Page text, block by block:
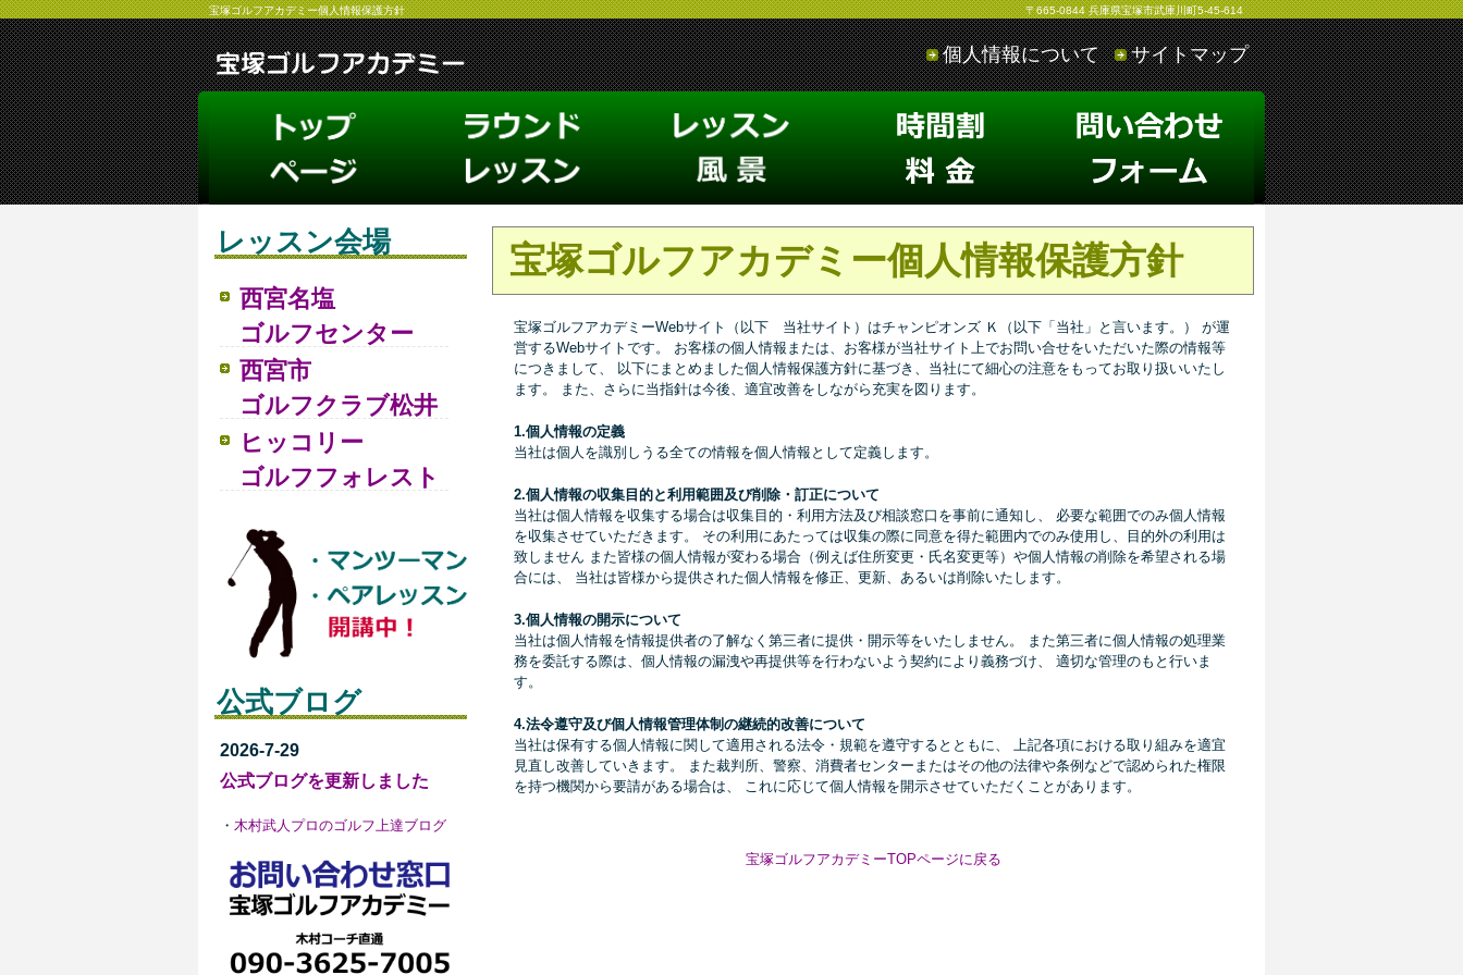
宝塚ゴルフアカデミー個人情報保護方針 〒665-0844 兵庫県宝塚市武庫川町5-45-614
個人情報について サイトマップ
宝塚ゴルフアカデミー個人情報保護方針
宝塚ゴルフアカデミーWebサイト（以下 当社サイト）はチャンピオンズ Ｋ（以下「当社」と言います。） が運
営するWebサイトです。 お客様の個人情報または、お客様が当社サイト上でお問い合せをいただいた際の情報等
につきまして、 以下にまとめました個人情報保護方針に基づき、当社にて細心の注意をもってお取り扱いいたし
ます。 また、さらに当指針は今後、適宜改善をしながら充実を図ります。
1.個人情報の定義
当社は個人を識別しうる全ての情報を個人情報として定義します。
2.個人情報の収集目的と利用範囲及び削除・訂正について
当社は個人情報を収集する場合は収集目的・利用方法及び相談窓口を事前に通知し、 必要な範囲でのみ個人情報
を収集させていただきます。 その利用にあたっては収集の際に同意を得た範囲内でのみ使用し、目的外の利用は
致しません また皆様の個人情報が変わる場合（例えば住所変更・氏名変更等）や個人情報の削除を希望される場
合には、 当社は皆様から提供された個人情報を修正、更新、あるいは削除いたします。
3.個人情報の開示について
当社は個人情報を情報提供者の了解なく第三者に提供・開示等をいたしません。 また第三者に個人情報の処理業
務を委託する際は、個人情報の漏洩や再提供等を行わないよう契約により義務づけ、 適切な管理のもと行いま
す。
4.法令遵守及び個人情報管理体制の継続的改善について
当社は保有する個人情報に関して適用される法令・規範を遵守するとともに、 上記各項における取り組みを適宜
見直し改善していきます。 また裁判所、警察、消費者センターまたはその他の法律や条例などで認められた権限
を持つ機関から要請がある場合は、 これに応じて個人情報を開示させていただくことがあります。
宝塚ゴルフアカデミーTOPページに戻る
レッスン会場
西宮名塩
ゴルフセンター
西宮市
ゴルフクラブ松井
ヒッコリー
ゴルフフォレスト
公式ブログ
2026-7-29
公式ブログを更新しました
・ 木村武人プロのゴルフ上達ブログ